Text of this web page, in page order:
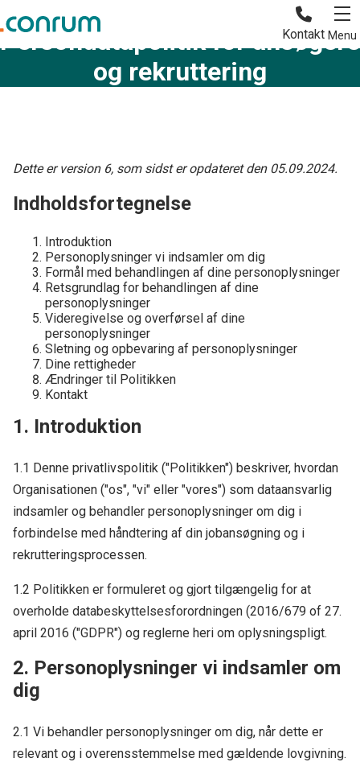
Kontakt Menu
Persondatapolitik for ansøgere
og rekruttering
Dette er version 6, som sidst er opdateret den 05.09.2024.
Indholdsfortegnelse
Introduktion
Personoplysninger vi indsamler om dig
Formål med behandlingen af dine personoplysninger
Retsgrundlag for behandlingen af dine
personoplysninger
Videregivelse og overførsel af dine
personoplysninger
Sletning og opbevaring af personoplysninger
Dine rettigheder
Ændringer til Politikken
Kontakt
1. Introduktion
1.1 Denne privatlivspolitik ("Politikken") beskriver, hvordan
Organisationen ("os", "vi" eller "vores") som dataansvarlig
indsamler og behandler personoplysninger om dig i
forbindelse med håndtering af din jobansøgning og i
rekrutteringsprocessen.
1.2 Politikken er formuleret og gjort tilgængelig for at
overholde databeskyttelsesforordningen (2016/679 of 27.
april 2016 ("GDPR") og reglerne heri om oplysningspligt.
2. Personoplysninger vi indsamler om
dig
2.1 Vi behandler personoplysninger om dig, når dette er
relevant og i overensstemmelse med gældende lovgivning.